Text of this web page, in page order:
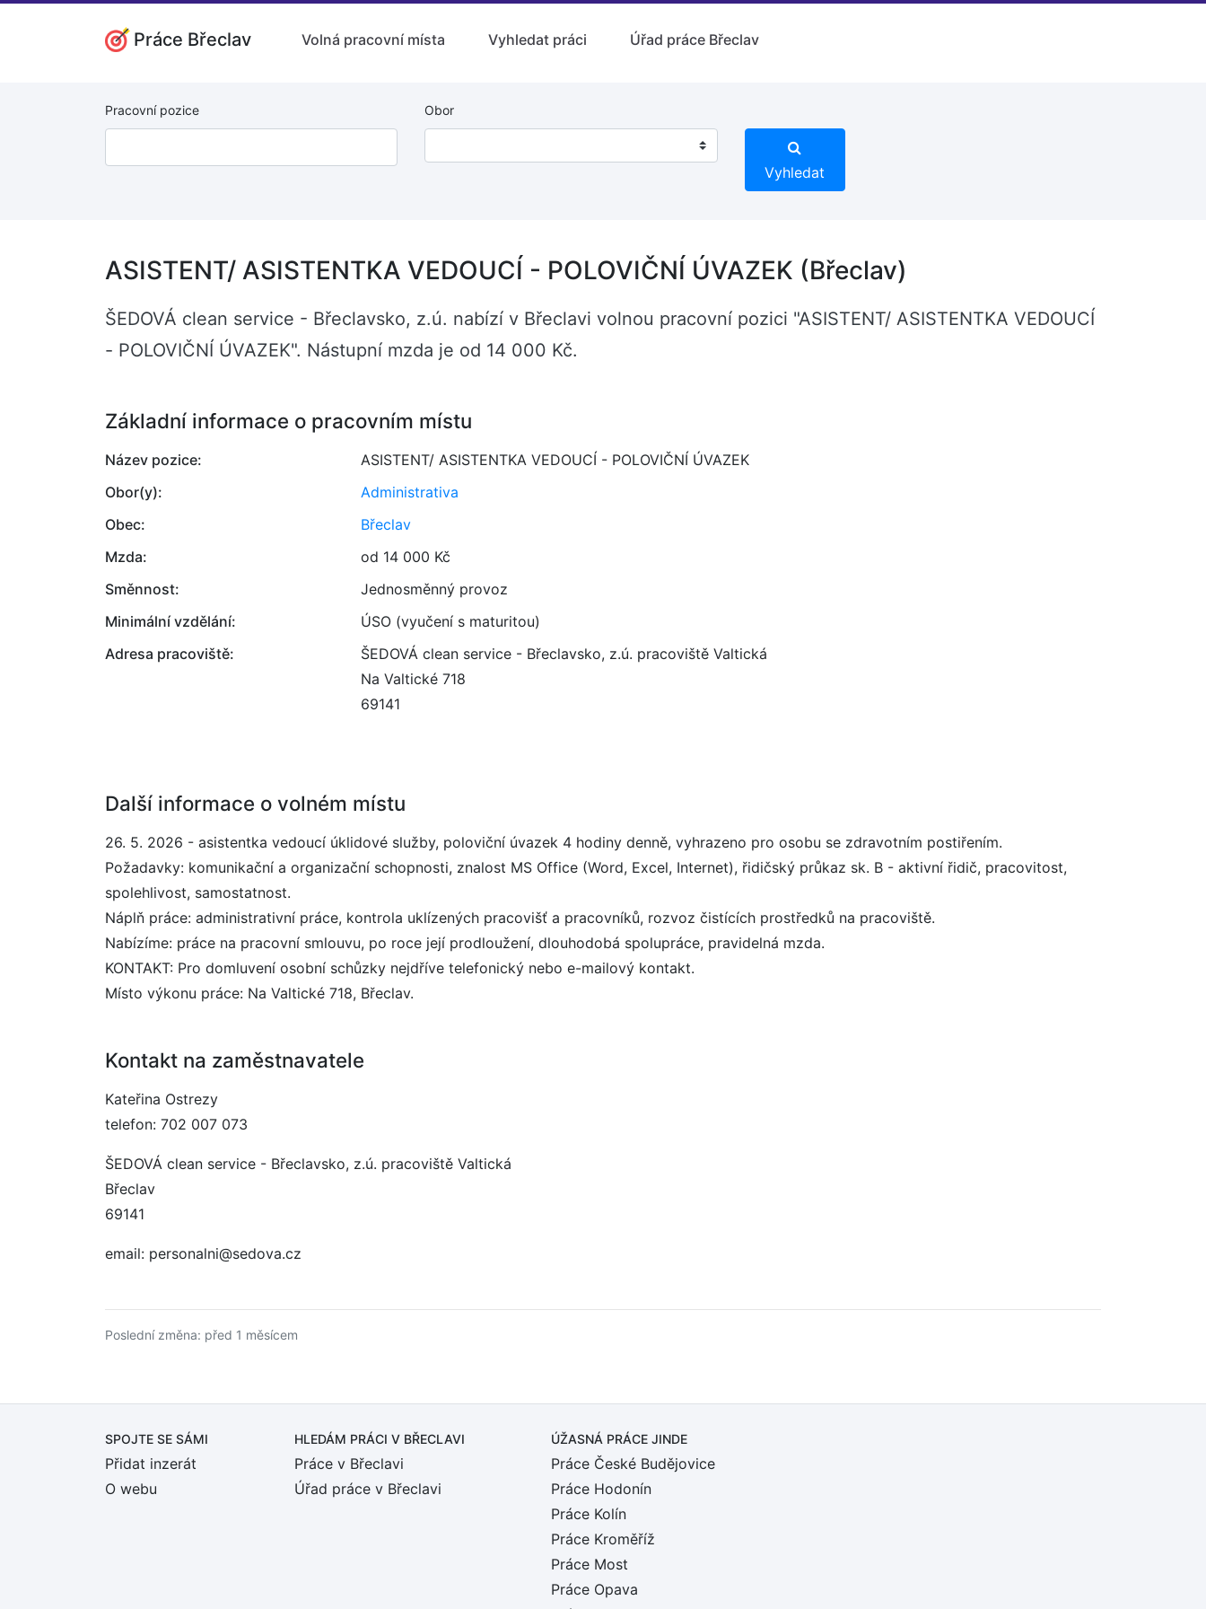
Práce Břeclav Volná pracovní místa Vyhledat práci Úřad práce Břeclav
Pracovní pozice Obor
Vyhledat
ASISTENT/ ASISTENTKA VEDOUCÍ - POLOVIČNÍ ÚVAZEK (Břeclav)
ŠEDOVÁ clean service - Břeclavsko, z.ú. nabízí v Břeclavi volnou pracovní pozici "ASISTENT/ ASISTENTKA VEDOUCÍ
- POLOVIČNÍ ÚVAZEK". Nástupní mzda je od 14 000 Kč.
Základní informace o pracovním místu
Název pozice:
ASISTENT/ ASISTENTKA VEDOUCÍ - POLOVIČNÍ ÚVAZEK
Obor(y):
Administrativa
Obec:
Břeclav
Mzda:
od 14 000 Kč
Směnnost:
Jednosměnný provoz
Minimální vzdělání:
ÚSO (vyučení s maturitou)
Adresa pracoviště:
ŠEDOVÁ clean service - Břeclavsko, z.ú. pracoviště Valtická
Na Valtické 718
69141
Další informace o volném místu
26. 5. 2026 - asistentka vedoucí úklidové služby, poloviční úvazek 4 hodiny denně, vyhrazeno pro osobu se zdravotním postiřením.
Požadavky: komunikační a organizační schopnosti, znalost MS Office (Word, Excel, Internet), řidičský průkaz sk. B - aktivní řidič, pracovitost,
spolehlivost, samostatnost.
Náplň práce: administrativní práce, kontrola uklízených pracovišť a pracovníků, rozvoz čistících prostředků na pracoviště.
Nabízíme: práce na pracovní smlouvu, po roce její prodloužení, dlouhodobá spolupráce, pravidelná mzda.
KONTAKT: Pro domluvení osobní schůzky nejdříve telefonický nebo e-mailový kontakt.
Místo výkonu práce: Na Valtické 718, Břeclav.
Kontakt na zaměstnavatele
Kateřina Ostrezy
telefon: 702 007 073
ŠEDOVÁ clean service - Břeclavsko, z.ú. pracoviště Valtická
Břeclav
69141
email: personalni@sedova.cz
Poslední změna: před 1 měsícem
SPOJTE SE SÁMI
Přidat inzerát
O webu
HLEDÁM PRÁCI V BŘECLAVI
Práce v Břeclavi
Úřad práce v Břeclavi
ÚŽASNÁ PRÁCE JINDE
Práce České Budějovice
Práce Hodonín
Práce Kolín
Práce Kroměříž
Práce Most
Práce Opava